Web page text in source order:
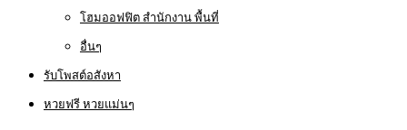
โฮมออฟฟิต สำนักงาน พื้นที่
อื่นๆ
รับโพสต์อสังหา
หวยฟรี หวยแม่นๆ